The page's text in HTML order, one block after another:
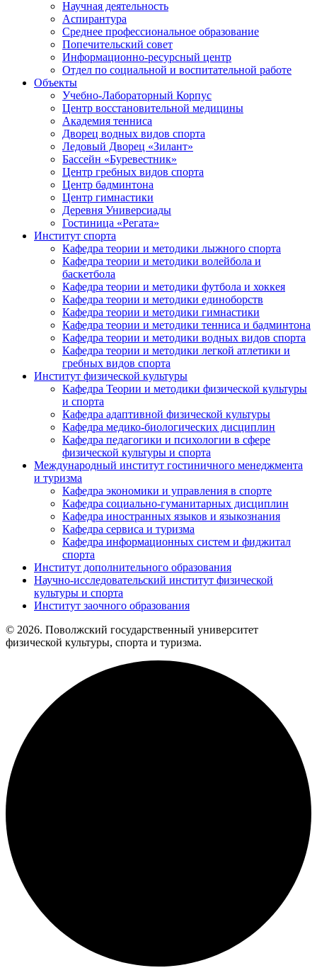
Научная деятельность
Аспирантура
Среднее профессиональное образование
Попечительский совет
Информационно-ресурсный центр
Отдел по социальной и воспитательной работе
Объекты
Учебно-Лабораторный Корпус
Центр восстановительной медицины
Академия тенниса
Дворец водных видов спорта
Ледовый Дворец «Зилант»
Бассейн «Буревестник»
Центр гребных видов спорта
Центр бадминтона
Центр гимнастики
Деревня Универсиады
Гостиница «Регата»
Институт спорта
Кафедра теории и методики лыжного спорта
Кафедра теории и методики волейбола и
баскетбола
Кафедра теории и методики футбола и хоккея
Кафедра теории и методики единоборств
Кафедра теории и методики гимнастики
Кафедра теории и методики тенниса и бадминтона
Кафедра теории и методики водных видов спорта
Кафедра теории и методики легкой атлетики и
гребных видов спорта
Институт физической культуры
Кафедра Теории и методики физической культуры
и спорта
Кафедра адаптивной физической культуры
Кафедра медико-биологических дисциплин
Кафедра педагогики и психологии в сфере
физической культуры и спорта
Международный институт гостиничного менеджмента
и туризма
Кафедра экономики и управления в спорте
Кафедра социально-гуманитарных дисциплин
Кафедра иностранных языков и языкознания
Кафедра сервиса и туризма
Кафедра информационных систем и фиджитал
спорта
Институт дополнительного образования
Научно-исследовательский институт физической
культуры и спорта
Институт заочного образования
© 2026. Поволжский государственный университет
физической культуры, спорта и туризма.